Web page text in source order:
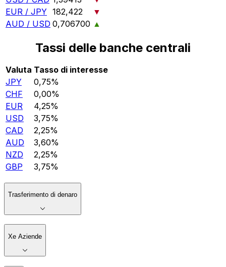
EUR / JPY 182,422
▼
AUD / USD 0,706700 ▲
Tassi delle banche centrali
Valuta Tasso di interesse
JPY
0,75%
CHF
0,00%
EUR
4,25%
USD
3,75%
CAD
2,25%
AUD
3,60%
NZD
2,25%
GBP
3,75%
Trasferimento di denaro
Xe Aziende